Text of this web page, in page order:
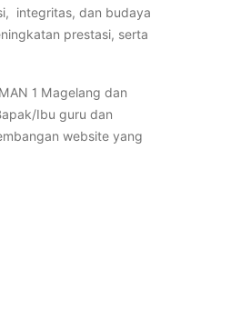
integritas, dan budaya
prestasi, serta
1 Magelang dan
Ibu guru dan
website yang